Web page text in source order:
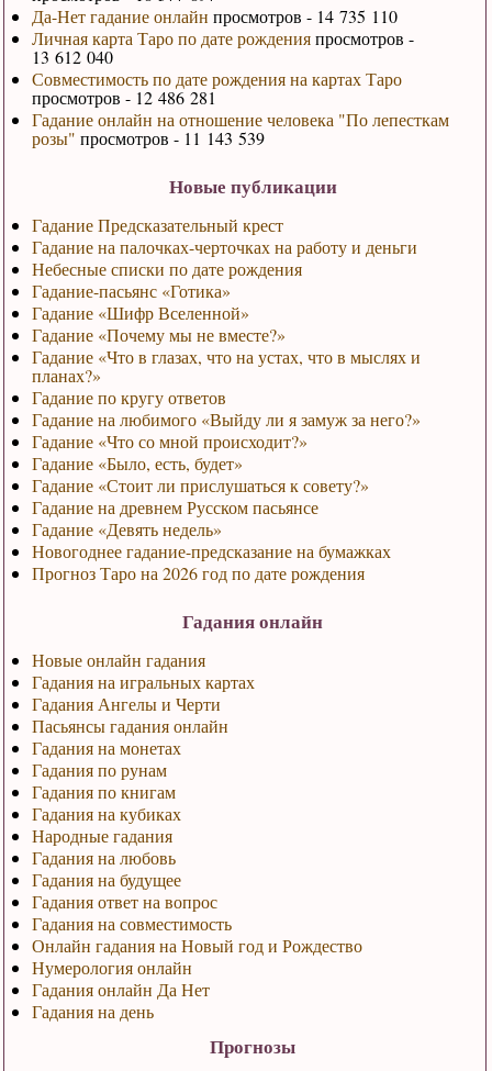
Да-Нет гадание онлайн просмотров - 14 735 110
Личная карта Таро по дате рожденияпросмотров -
13 612 040
Совместимость по дате рождения на картах Таро
просмотров - 12 486 281
Гадание онлайн на отношение человека "По лепесткам
розы" просмотров - 11 143 539
Новые публикации
Гадание Предсказательный крест
Гадание на палочках-черточках на работу и деньги
Небесные списки по дате рождения
Гадание-пасьянс «Готика»
Гадание «Шифр Вселенной»
Гадание «Почему мы не вместе?»
Гадание «Что в глазах, что на устах, что в мыслях и
планах?»
Гадание по кругу ответов
Гадание на любимого «Выйду ли я замуж за него?»
Гадание «Что со мной происходит?»
Гадание «Было, есть, будет»
Гадание «Стоит ли прислушаться к совету?»
Гадание на древнем Русском пасьянсе
Гадание «Девять недель»
Новогоднее гадание-предсказание на бумажках
Прогноз Таро на 2026 год по дате рождения
Гадания онлайн
Новые онлайн гадания
Гадания на игральных картах
Гадания Ангелы и Черти
Пасьянсы гадания онлайн
Гадания на монетах
Гадания по рунам
Гадания по книгам
Гадания на кубиках
Народные гадания
Гадания на любовь
Гадания на будущее
Гадания ответ на вопрос
Гадания на совместимость
Онлайн гадания на Новый год и Рождество
Нумерология онлайн
Гадания онлайн Да Нет
Гадания на день
Прогнозы